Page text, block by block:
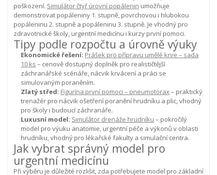
poškození. Simulátor čtyř úrovní popálenin umožňuje
demonstrovat popáleniny 1. stupně, povrchovou i hlubokou
popáleninu 2. stupně a popáleninu 3. stupně. Je vhodný pro
zdravotnické školy, urgentní medicínu i kurzy první pomoci.
Tipy podle rozpočtu a úrovně výuky
Ekonomické řešení: Prášek pro přípravu umělé krve – sada
10 ks – cenově dostupný doplněk pro realističtější
záchranářské scénáře, nácvik krvácení a práci se
simulovaným poraněním.
Zlatý střed: Figurína první pomoci – pneumotorax– praktický
trenažér pro nácvik ošetření poranění hrudníku a plic, vhodný
pro školy i budoucí záchranáře.
Luxusní model: Simulátor drenáže hrudníku – pokročilý
model pro výuku anatomie, urgentní péče a výkonů v oblasti
hrudníku, vhodný pro lékařské fakulty a simulační centra.
Jak vybrat správný model pro
urgentní medicínu
Při výběru je důležité rozlišit, zda potřebujete model pro základní